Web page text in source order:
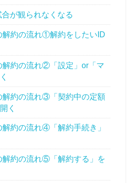
が観られなくなる
解約の流れ①解約をしたいID
解約の流れ②「設定」or「マ
解約の流れ③「契約中の定額
く
解約の流れ④「解約手続き」
解約の流れ⑤「解約する」を